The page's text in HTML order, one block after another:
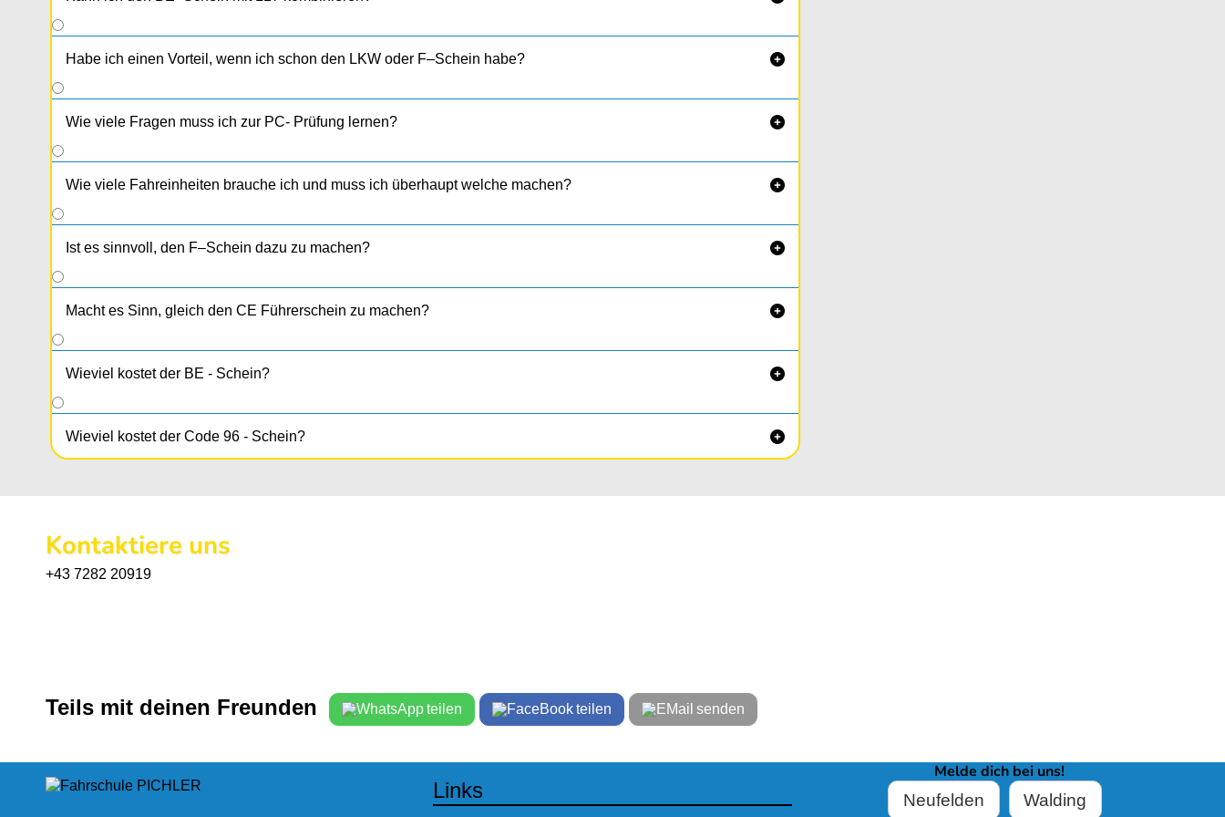
Habe ich einen Vorteil, wenn ich schon den LKW oder F–Schein habe? 
Wie viele Fragen muss ich zur PC- Prüfung lernen? 
Wie viele Fahreinheiten brauche ich und muss ich überhaupt welche machen? 
Ist es sinnvoll, den F–Schein dazu zu machen? 
Macht es Sinn, gleich den CE Führerschein zu machen? 
Wieviel kostet der BE - Schein? 
Wieviel kostet der Code 96 - Schein? 
Kontaktiere uns
+43 7282 20919
Teils mit deinen Freunden teilen teilen senden
Links
Melde dich bei uns!
Neufelden Walding